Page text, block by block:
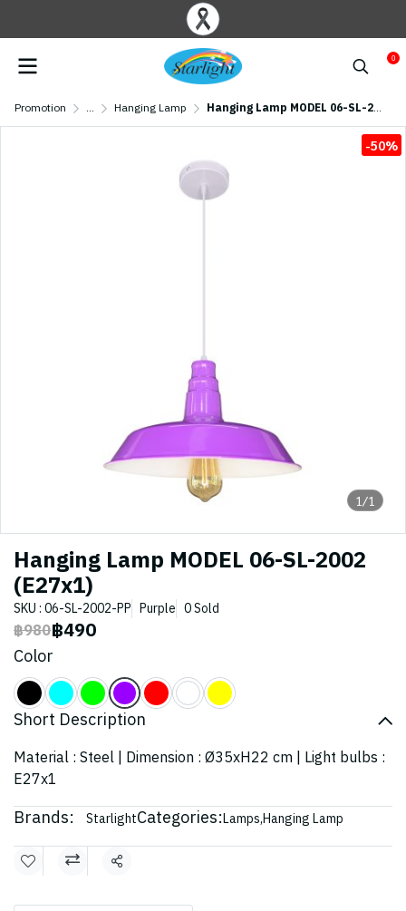
0
Promotion ... Hanging Lamp Hanging Lamp MODEL 06-SL-2002 (E27x1)
1/1
-50%
Hanging Lamp MODEL 06-SL-2002
(E27x1)
SKU : 06-SL-2002-PP Purple 0 Sold
฿980฿490
Color
Short Description
Material : Steel | Dimension : Ø35xH22 cm | Light bulbs :
E27x1
Brands: StarlightCategories:Lamps,Hanging Lamp
Share